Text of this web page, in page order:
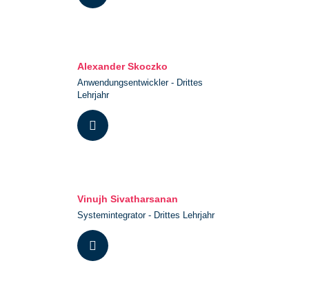
Alexander Skoczko
Anwendungsentwickler - Drittes
Lehrjahr
Vinujh Sivatharsanan
Systemintegrator - Drittes Lehrjahr